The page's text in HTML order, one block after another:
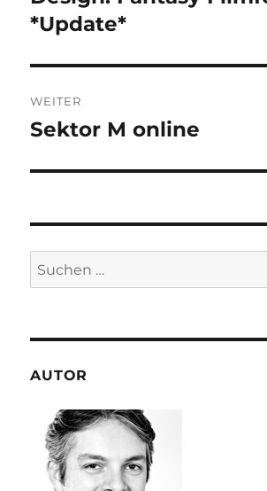
Beitrag:
*Update*
WEITER
Nächster
Sektor M online
Suchen
nach:
AUTOR